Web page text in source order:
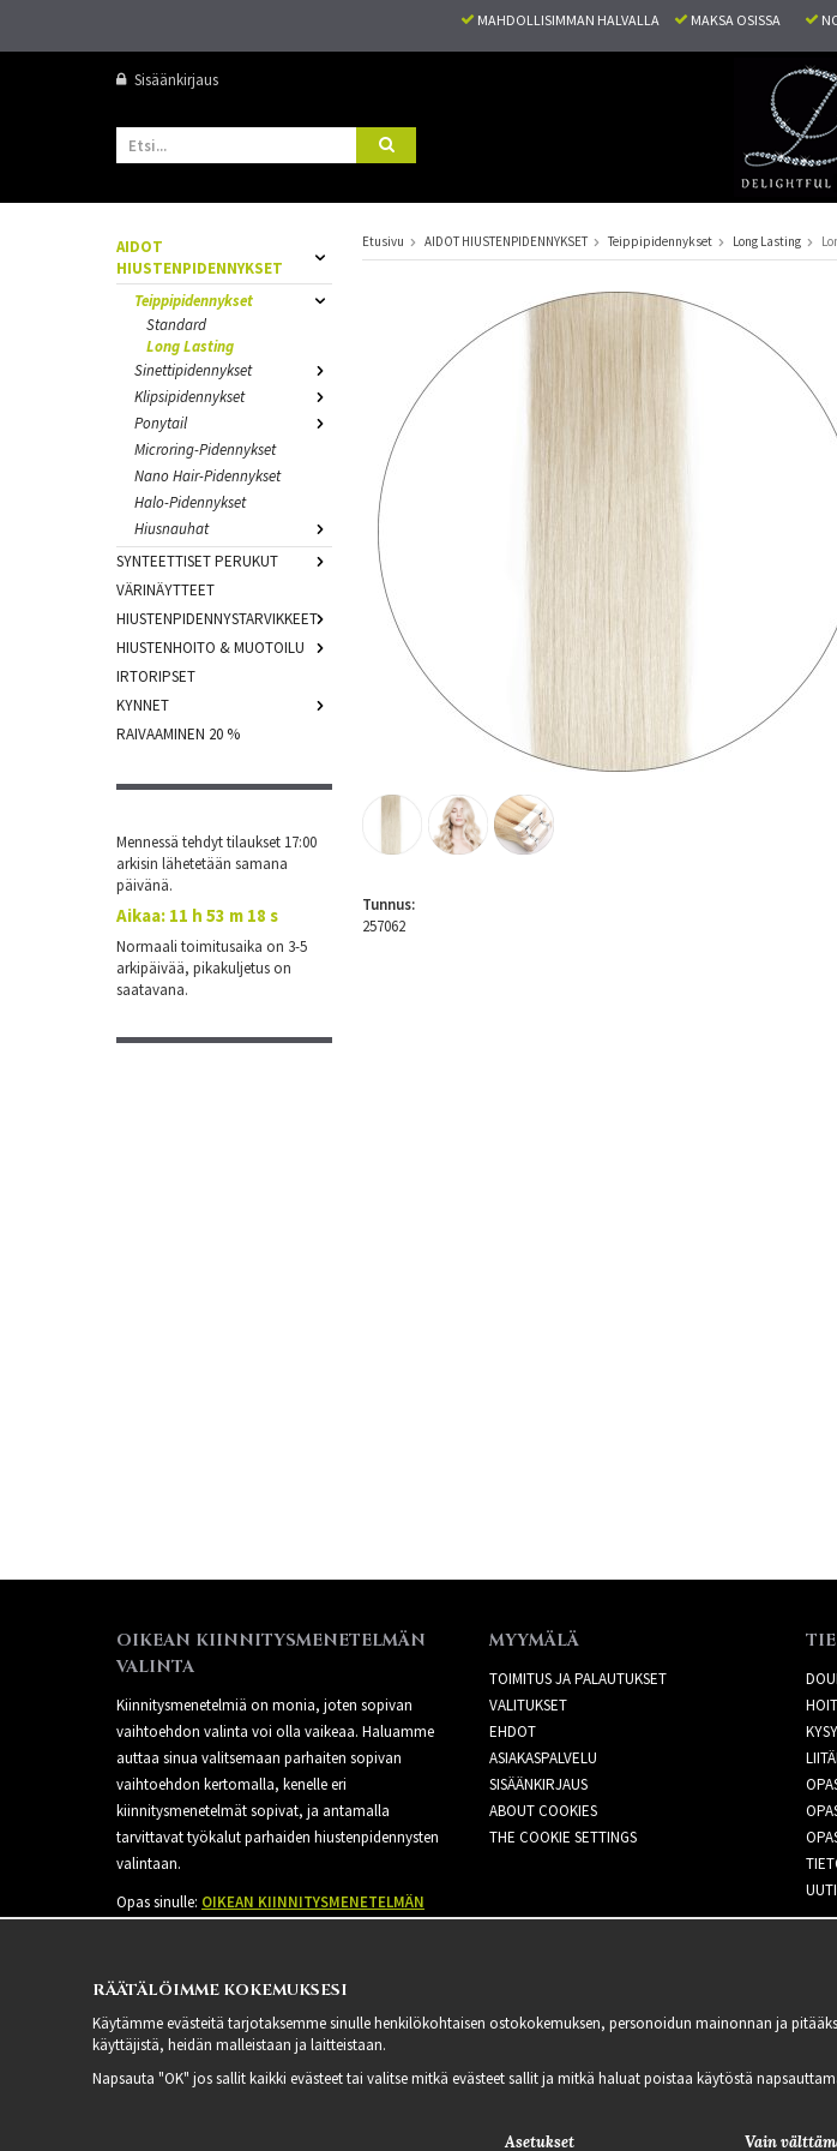
MAHDOLLISIMMAN HALVALLA MAKSA OSISSA
Sisäänkirjaus
AIDOT
HIUSTENPIDENNYKSET
Teippipidennykset
Standard
Long Lasting
Sinettipidennykset
Klipsipidennykset
Ponytail
Microring-Pidennykset
Nano Hair-Pidennykset
Halo-Pidennykset
Hiusnauhat
SYNTEETTISET PERUKUT
VÄRINÄYTTEET
HIUSTENPIDENNYSTARVIKKEET
HIUSTENHOITO & MUOTOILU
IRTORIPSET
KYNNET
RAIVAAMINEN 20 %
Mennessä tehdyt tilaukset 17:00
arkisin lähetetään samana
päivänä.
Aikaa: 11 h 53 m 18 s
Normaali toimitusaika on 3-5
arkipäivää, pikakuljetus on
saatavana.
Etusivu AIDOT HIUSTENPIDENNYKSET Teippipidennykset Long Lasting
Tunnus:
257062
OIKEAN KIINNITYSMENETELMÄN
VALINTA
Kiinnitysmenetelmiä on monia, joten sopivan
vaihtoehdon valinta voi olla vaikeaa. Haluamme
auttaa sinua valitsemaan parhaiten sopivan
vaihtoehdon kertomalla, kenelle eri
kiinnitysmenetelmät sopivat, ja antamalla
tarvittavat työkalut parhaiden hiustenpidennysten
valintaan.
Opas sinulle: OIKEAN KIINNITYSMENETELMÄN
MYYMÄLÄ
TOIMITUS JA PALAUTUKSET
VALITUKSET
EHDOT
ASIAKASPALVELU
SISÄÄNKIRJAUS
ABOUT COOKIES
THE COOKIE SETTINGS
2021
RÄÄTÄLÖIMME KOKEMUKSESI
Käytämme evästeitä tarjotaksemme sinulle henkilökohtaisen ostokokemuksen, personoidun mainonnan ja
käyttäjistä, heidän malleistaan ​​ja laitteistaan.
Napsauta "OK" jos sallit kaikki evästeet tai valitse mitkä evästeet sallit ja mitkä haluat poistaa käytöstä
Asetukset Vain